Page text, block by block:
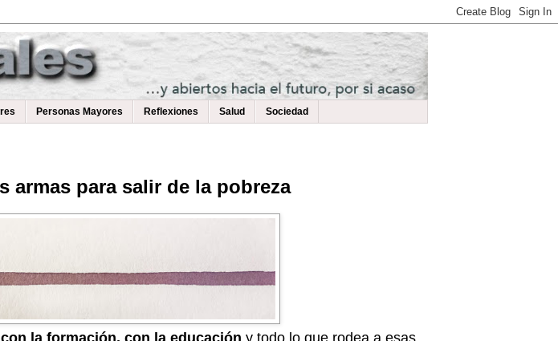
Personas Mayores Reflexiones Salud Sociedad
armas para salir de la pobreza